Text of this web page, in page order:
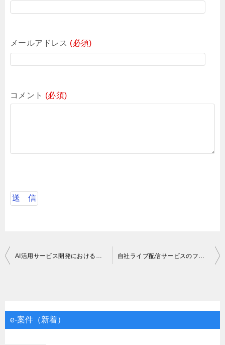
メールアドレス (必須)
コメント (必須)
投
ゲ
AI活用サービス開発におけるプロンプトエンジニアリング 自社ライブ配信サービスのフロントエンド開発
e-案件（新着）